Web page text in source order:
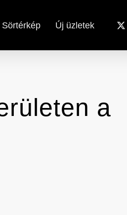
Sörtérkép Új üzletek
x-
a